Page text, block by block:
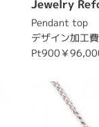
Jewelry
Pendant top
デザイン加工費
Pt900￥